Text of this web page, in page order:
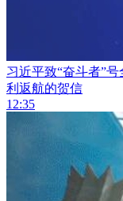
习近平致“奋斗者”
利返航的贺信
12:35